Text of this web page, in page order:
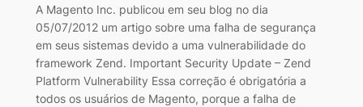
A Magento Inc. publicou em seu blog no dia
05/07/2012 um artigo sobre uma falha de segurança
em seus sistemas devido a uma vulnerabilidade do
framework Zend. Important Security Update – Zend
Platform Vulnerability Essa correção é obrigatória a
todos os usuários de Magento, porque a falha de